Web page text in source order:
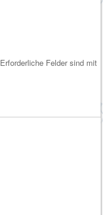
Erforderliche Felder sind mit